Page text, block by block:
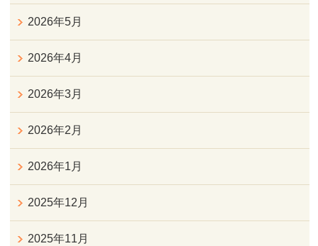
2026年5月
2026年4月
2026年3月
2026年2月
2026年1月
2025年12月
2025年11月